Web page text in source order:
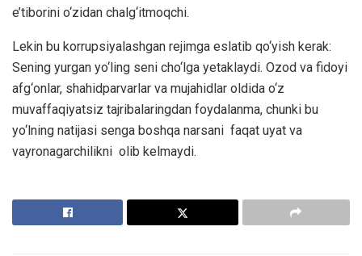
e’tiborini o‘zidan chalg‘itmoqchi.
Lekin bu korrupsiyalashgan rejimga eslatib qo‘yish kerak:
Sening yurgan yo‘ling seni cho‘lga yetaklaydi. Ozod va fidoyi
afg‘onlar, shahidparvarlar va mujahidlar oldida o‘z
muvaffaqiyatsiz tajribalaringdan foydalanma, chunki bu
yo‘lning natijasi senga boshqa narsani faqat uyat va
vayronagarchilikni olib kelmaydi.